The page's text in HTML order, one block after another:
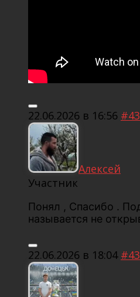
22.06.2026 в 16:56
Алексей
Участник
Понял , Спасибо .
называется не
22.06.2026 в 18:04